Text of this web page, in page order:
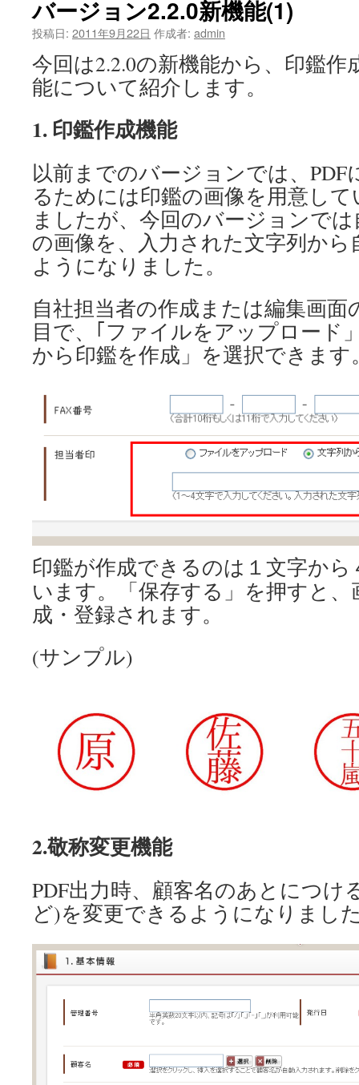
バージョン2.2.0新機能(1)
投稿日: 2011年9月22日 作成者: admin
今回は2.2.0の新機能から、印鑑作
能について紹介します。
1. 印鑑作成機能
以前までのバージョンでは、PDF
るためには印鑑の画像を用意し
ましたが、今回のバージョンで
の画像を、入力された文字列か
ようになりました。
自社担当者の作成または編集画面
目で、｢ファイルをアップロード
から印鑑を作成」を選択できます
印鑑が作成できるのは１文字か
います。「保存する」を押すと
成・登録されます。
(サンプル)
2.敬称変更機能
PDF出力時、顧客名のあとにつけ
ど)を変更できるようになりまし